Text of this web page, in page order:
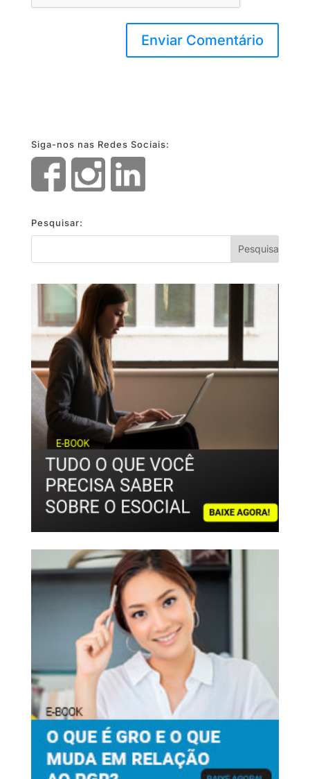
Siga-nos nas Redes Sociais:
Pesquisar: